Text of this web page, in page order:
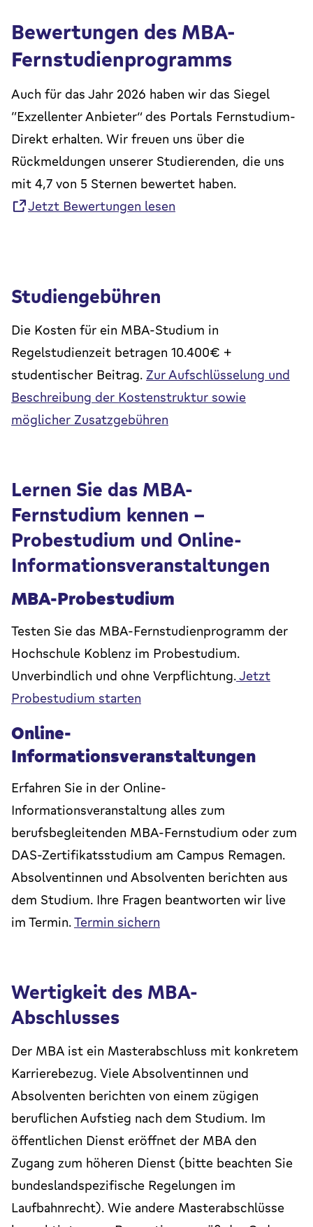
Bewertungen des MBA-
Fernstudienprogramms
Auch für das Jahr 2026 haben wir das Siegel
“Exzellenter Anbieter” des Portals Fernstudium-
Direkt erhalten. Wir freuen uns über die
Rückmeldungen unserer Studierenden, die uns
mit 4,7 von 5 Sternen bewertet haben.
Jetzt Bewertungen lesen
Studiengebühren
Die Kosten für ein MBA-Studium in
Regelstudienzeit betragen 10.400€ +
studentischer Beitrag. Zur Aufschlüsselung und
Beschreibung der Kostenstruktur sowie
möglicher Zusatzgebühren
Lernen Sie das MBA-
Fernstudium kennen –
Probestudium und Online-
Informationsveranstaltungen
MBA-Probestudium
Testen Sie das MBA-Fernstudienprogramm der
Hochschule Koblenz im Probestudium.
Unverbindlich und ohne Verpflichtung.Jetzt
Probestudium starten
Online-
Informationsveranstaltungen
Erfahren Sie in der Online-
Informationsveranstaltung alles zum
berufsbegleitenden MBA-Fernstudium oder zum
DAS-Zertifikatsstudium am Campus Remagen.
Absolventinnen und Absolventen berichten aus
dem Studium. Ihre Fragen beantworten wir live
im Termin.Termin sichern
Wertigkeit des MBA-
Abschlusses
Der MBA ist ein Masterabschluss mit konkretem
Karrierebezug. Viele Absolventinnen und
Absolventen berichten von einem zügigen
beruflichen Aufstieg nach dem Studium. Im
öffentlichen Dienst eröffnet der MBA den
Zugang zum höheren Dienst (bitte beachten Sie
bundeslandspezifische Regelungen im
Laufbahnrecht). Wie andere Masterabschlüsse